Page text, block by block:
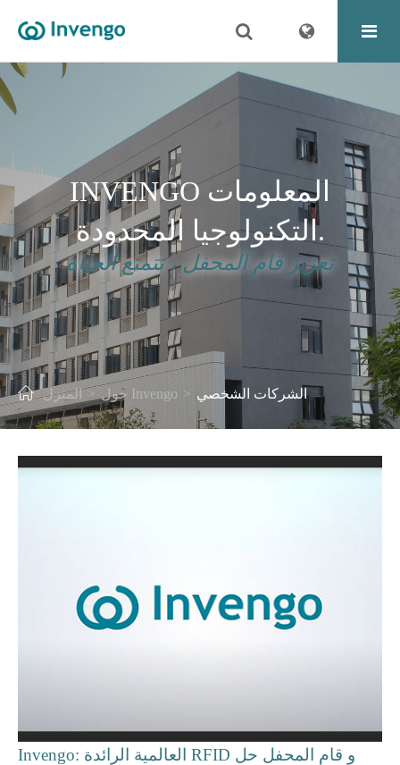
INVENGO المعلومات
التكنولوجيا المحدودة.
تعزيز قام المحفل ، تتمتع الحياة
المنزل حول Invengo الشركات الشخصي
Invengo: العالمية الرائدة RFID و قام المحفل حل